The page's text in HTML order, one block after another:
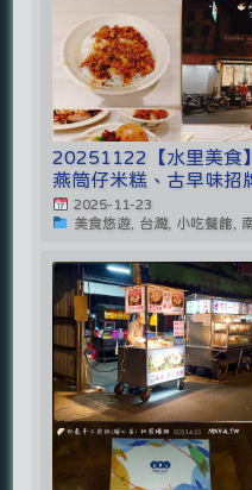
20251122【水里美食
燕筒仔米糕、古早味招
2025-11-23
美食悠遊, 台灣, 小吃餐館,